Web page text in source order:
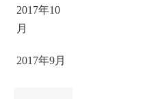
2017年10
月
2017年9月